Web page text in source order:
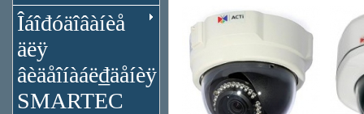
Îáîđóäîâàíèå
äëÿ
âèäåîíàáë₫äåíèÿ
SMARTEC